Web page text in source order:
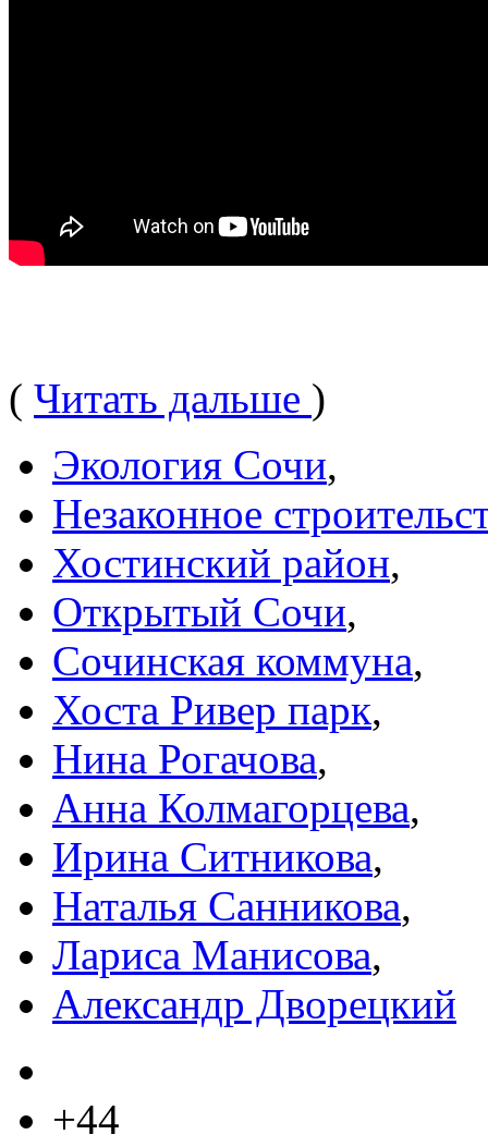
( Читать дальше )
Экология Сочи,
Незаконное
Хостинский район,
Открытый Сочи,
Сочинская коммуна,
Хоста Ривер парк,
Нина Рогачова,
Анна Колмагорцева,
Ирина Ситникова,
Наталья Санникова,
Лариса Манисова,
Александр Дворецкий
+44